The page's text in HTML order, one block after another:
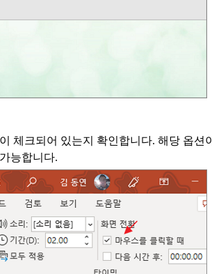
체크되어 있는지 확인합니다. 해당 옵션이
능합니다.